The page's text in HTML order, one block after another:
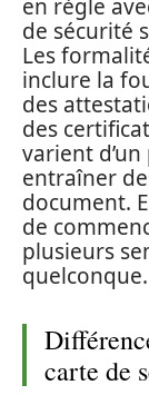
en règle
de sécurité
Les
inclure la
des
des
varient
entraîner
document.
de
plusieurs
quelconque.
carte de